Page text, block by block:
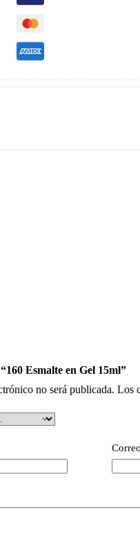
Esmalte en Gel 15ml”
no será publicada. Los